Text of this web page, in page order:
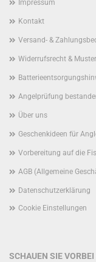
Impressum
Kontakt
Versand- &
Widerrufsrecht &
Angelprüfung
Über uns
Geschenkideen für
Vorbereitung auf die
AGB (Allgemeine
Datenschutzerklärung
Cookie Einstellungen
SCHAUEN SIE